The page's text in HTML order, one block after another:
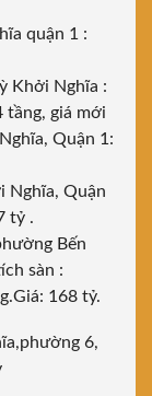
quận 1 :
Khởi Nghĩa :
tầng, giá mới
Quận 1:
Nghĩa, Quận
tỷ .
Bến
sàn :
168 tỷ.
6,